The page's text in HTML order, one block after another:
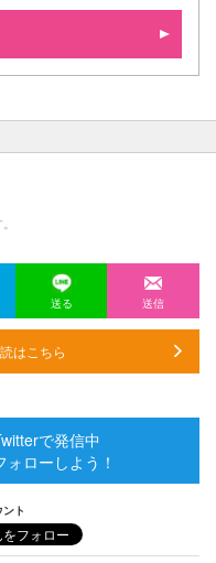
送る 送信
はこちら
で発信中
ローしよう！
ト